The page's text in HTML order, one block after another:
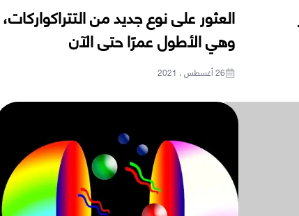
العثور على نوع جديد من التتراكواركات،
وهي الأطول عمرًا حتى الآن
26 أغسطس ، 2021